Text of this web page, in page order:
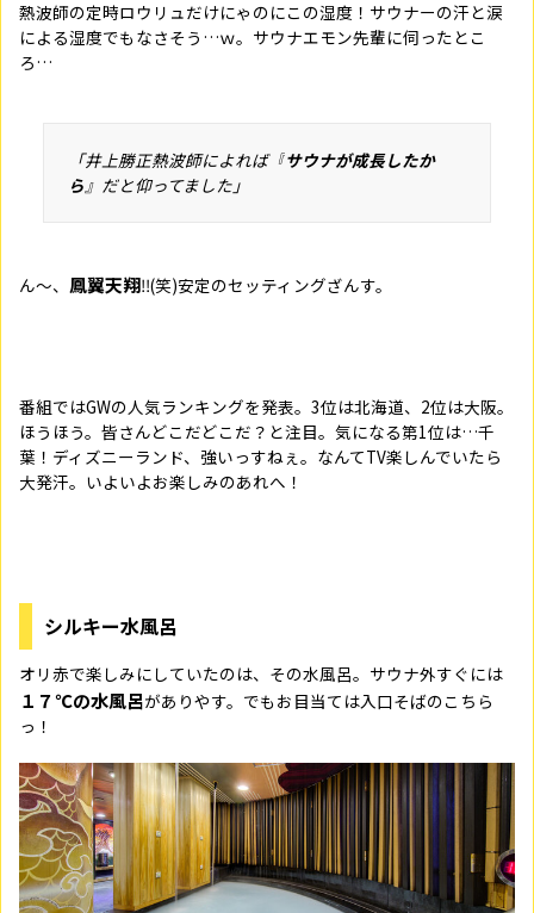
熱波師の定時ロウリュだけにゃのにこの湿度！サウナーの汗と涙
による湿度でもなさそう…ｗ。サウナエモン先輩に伺ったとこ
ろ…
「井上勝正熱波師によれば『サウナが成長したか
ら』だと仰ってました」
ん～、 鳳翼天翔‼(笑)安定のセッティングざんす。
番組ではGWの人気ランキングを発表。 3位は北海道、 2位は大阪。
ほうほう。皆さんどこだどこだ？と注目。気になる第1位は…千
葉！ディズニーランド、強いっすねぇ。なんてTV楽しんでいたら
大発汗。いよいよお楽しみのあれへ！
シルキー水風呂
オリ赤で楽しみにしていたのは、その水風呂。サウナ外すぐには
１７℃の水風呂がありやす。でもお目当ては入口そばのこちら
っ！